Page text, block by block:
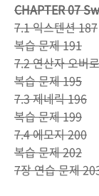
CHAPTER 07
7.1 익스텐션 187
복습 문제 191
7.2 연산자 오버
복습 문제 195
7.3 제네릭 196
복습 문제 199
7.4 에모지 200
복습 문제 202
7장 연습 문제